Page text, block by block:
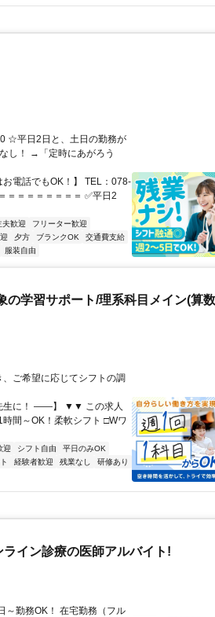
☆平日2日と、土日の勤務が
し！ →「定時にあがろう
電話でもOK！】 TEL：078-
＝＝＝＝＝＝＝ ✅平日2
夫歓迎
フリーター歓迎
夕方 ブランクOK
交通費支給
服装自由
の学習サポート/理系科目メイン(算
ご希望に応じてシフトの調
生に！ ――】 ▼▼ この求人
間～OK！柔軟シフト □Wワ
迎 シフト自由
平日のみOK
経験者歓迎 残業なし
研修あり
ライン診療の医師アルバイト!
～勤務OK！ 在宅勤務（フル